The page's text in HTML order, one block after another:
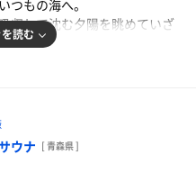
ありがたい🥹
コー🙌
喫煙所へ🚬
る喫煙者にアサヒさんのよ
んご酢カッシュ🍎で乾杯し
で太郎で1キロもり食ってま
つもの海へ。
収して沈む夕陽を眺めていざ
、主題はなかなか重い。
」にはちょっと早い気がす
過ぎていきやがる。
読む
ウナ [ 青森県 ]